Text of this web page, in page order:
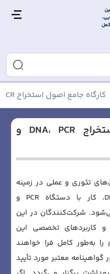
کارگاه جامع اصول استخراج DNA، PCR و الکتروفورز
کارگاه جامع اصول استخراج DNA، PCR و
تئوری و عملی در زمینه
انواع روش‌های استخراج DNA، کار با دستگاه PCR و
شرکت‌کنندگان در این
کاربردهای تخصصی این
به‌طور کامل فرا خواهند
معتبر مورد تأیید